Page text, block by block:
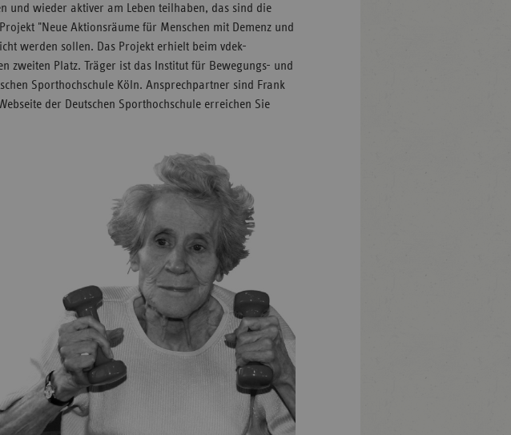
und wieder aktiver am Leben teilhaben, das sind die
"Neue Aktionsräume für Menschen mit Demenz und
werden sollen. Das Projekt erhielt beim vdek-
zweiten Platz. Träger ist das Institut für Bewegungs- und
Sporthochschule Köln. Ansprechpartner sind Frank
der Deutschen Sporthochschule erreichen Sie